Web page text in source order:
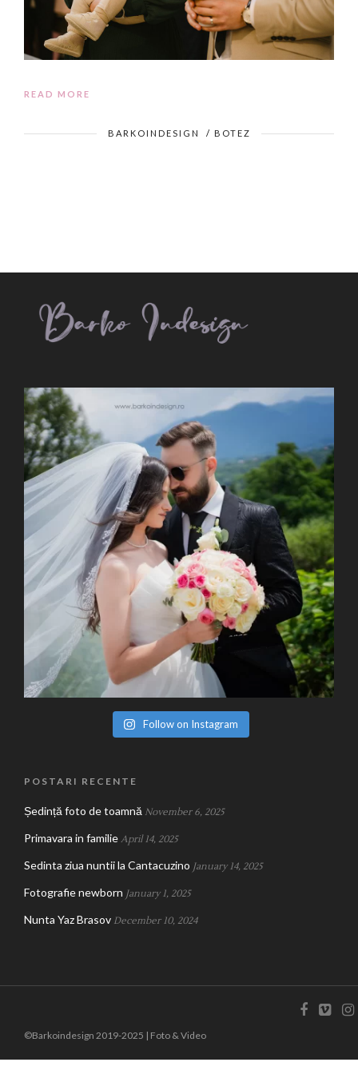
READ MORE
BARKOINDESIGN / BOTEZ
Follow on Instagram
POSTARI RECENTE
Ședință foto de toamnă November 6, 2025
Primavara in familie April 14, 2025
Sedinta ziua nuntii la Cantacuzino January 14, 2025
Fotografie newborn January 1, 2025
Nunta Yaz Brasov December 10, 2024
©Barkoindesign 2019-2025 | Foto & Video